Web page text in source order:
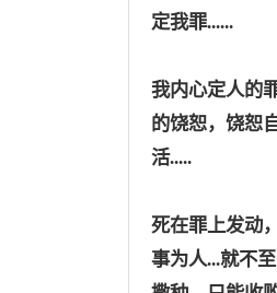
定我罪......
我内心定人的
的饶恕，饶恕
活.....
死在罪上发动
事为人...就不